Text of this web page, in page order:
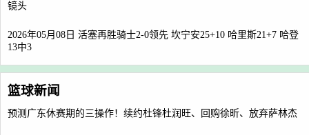
镜头
2026年05月08日 活塞再胜骑士2-0领先 坎宁安25+10 哈里斯21+7 哈登
13中3
篮球新闻
预测广东休赛期的三操作！续约杜锋杜润旺、回购徐昕、放弃萨林杰